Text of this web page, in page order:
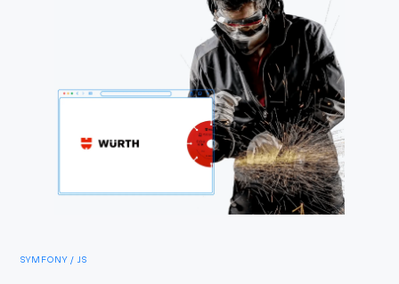
SYMFONY / JS